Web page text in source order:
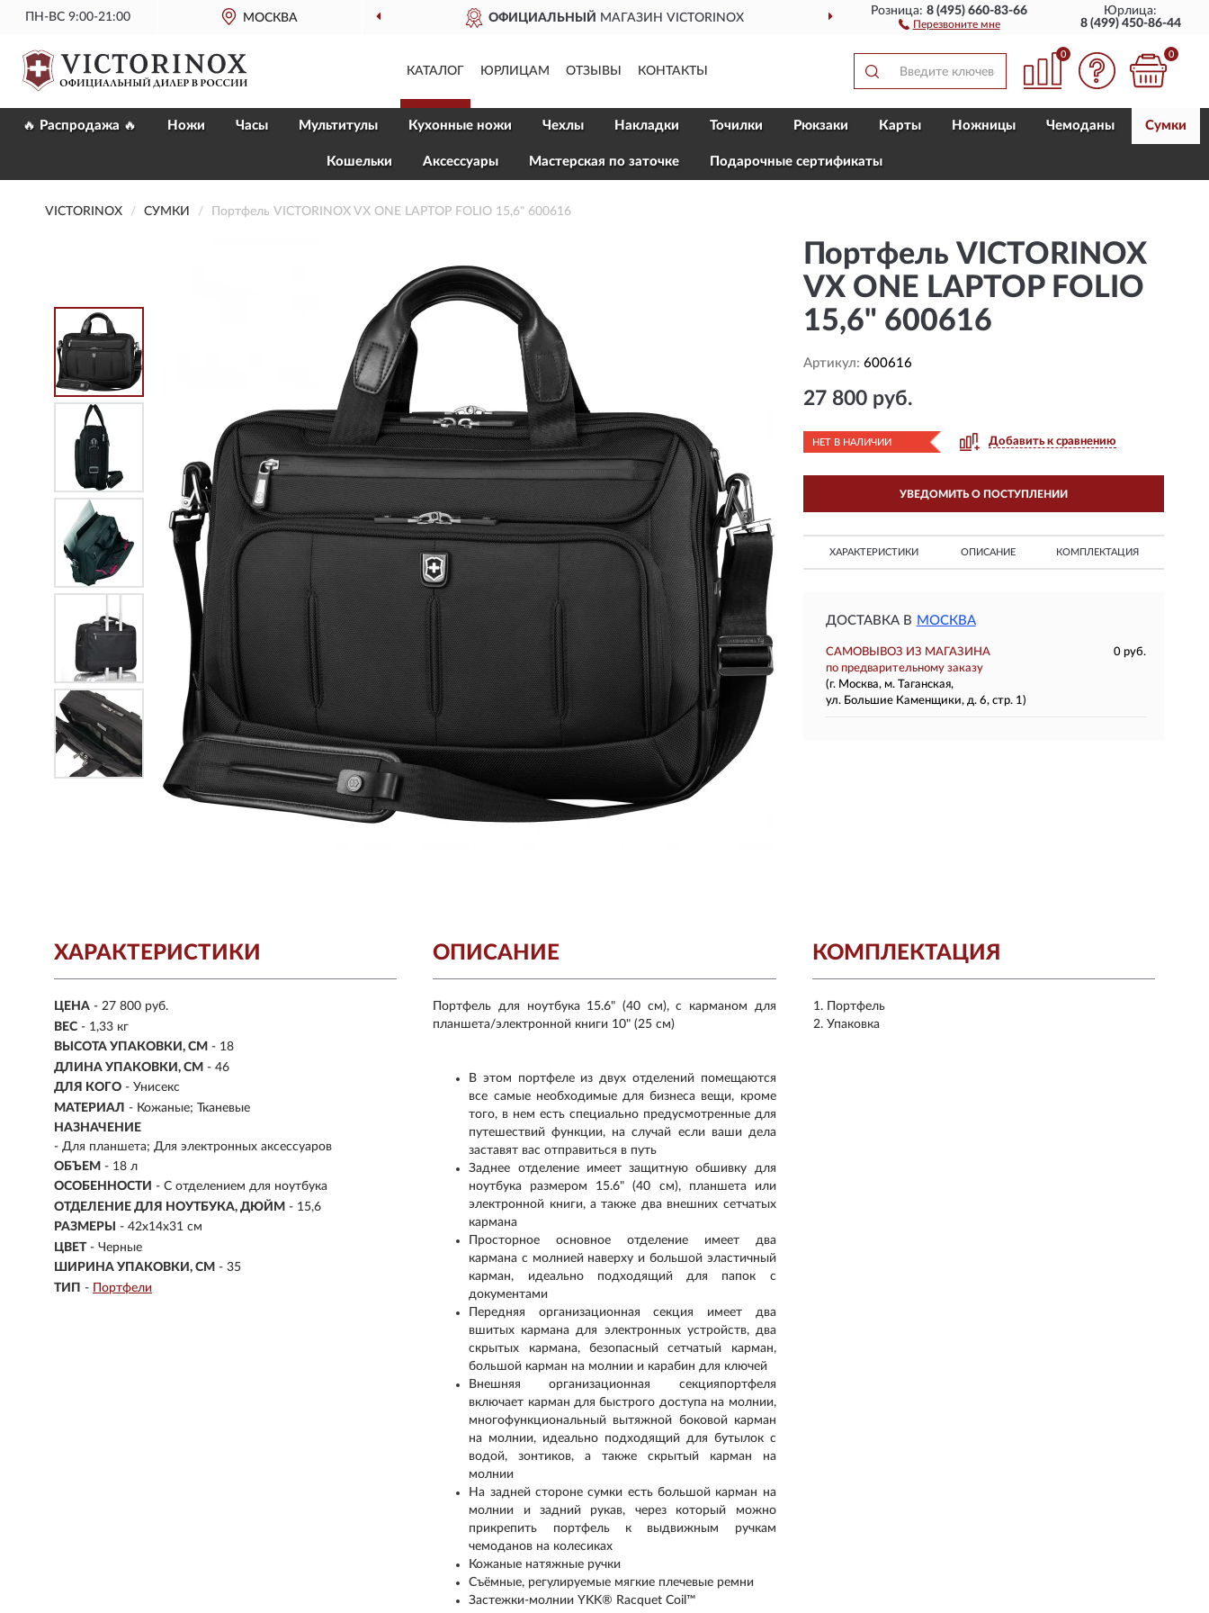
ПН-ВС 9:00-21:00 МОСКВА ОФИЦИАЛЬНЫЙ МАГАЗИН VICTORINOX ДОСТАВИМ ПО ВСЕЙ РОССИИ
Розница:8 (495) 660-83-66
Перезвоните мне
Юрлица:
8 (499) 450-86-44
КАТАЛОГ ЮРЛИЦАМ ОТЗЫВЫ КОНТАКТЫ
0 0
🔥 Распродажа 🔥 Ножи Часы Мультитулы Кухонные ножи Чехлы Накладки Точилки Рюкзаки Карты Ножницы Чемоданы Сумки
Кошельки Aксессуары Мастерская по заточке Подарочные сертификаты
VICTORINOX СУМКИ Портфель VICTORINOX VX ONE LAPTOP FOLIO 15,6" 600616
Портфель VICTORINOX
VX ONE LAPTOP FOLIO
15,6" 600616
Артикул: 600616
27 800 руб.
НЕТ В НАЛИЧИИ Добавить к сравнению
УВЕДОМИТЬ О ПОСТУПЛЕНИИ
ХАРАКТЕРИСТИКИ ОПИСАНИЕ КОМПЛЕКТАЦИЯ
ДОСТАВКА В МОСКВА
САМОВЫВОЗ ИЗ МАГАЗИНА
0 руб.
по предварительному заказу
(г. Москва, м. Таганская,
ул. Большие Каменщики, д. 6, стр. 1)
ХАРАКТЕРИСТИКИ
ЦЕНА - 27 800 руб.
ВЕС - 1,33 кг
ВЫСОТА УПАКОВКИ, СМ - 18
ДЛИНА УПАКОВКИ, СМ - 46
ДЛЯ КОГО - Унисекс
МАТЕРИАЛ - Кожаные; Тканевые
НАЗНАЧЕНИЕ
- Для планшета; Для электронных аксессуаров
ОБЪЕМ - 18 л
ОСОБЕННОСТИ - С отделением для ноутбука
ОТДЕЛЕНИЕ ДЛЯ НОУТБУКА, ДЮЙМ - 15,6
РАЗМЕРЫ
- 42x14x31 см
ЦВЕТ - Черные
ШИРИНА УПАКОВКИ, СМ - 35
ТИП - Портфели
КОМПЛЕКТАЦИЯ
Портфель
Упаковка
ОПИСАНИЕ
Портфель для ноутбука 15.6" (40 см), с карманом для
планшета/электронной книги 10" (25 см)
В этом портфеле из двух отделений помещаются
все самые необходимые для бизнеса вещи, кроме
того, в нем есть специально предусмотренные для
путешествий функции, на случай если ваши дела
заставят вас отправиться в путь
Заднее отделение имеет защитную обшивку для
ноутбука размером 15.6" (40 см), планшета или
электронной книги, а также два внешних сетчатых
кармана
Просторное основное отделение имеет два
кармана с молнией наверху и большой эластичный
карман, идеально подходящий для папок с
документами
Передняя организационная секция имеет два
вшитых кармана для электронных устройств, два
скрытых кармана, безопасный сетчатый карман,
большой карман на молнии и карабин для ключей
Внешняя организационная секцияпортфеля
включает карман для быстрого доступа на молнии,
многофункциональный вытяжной боковой карман
на молнии, идеально подходящий для бутылок с
водой, зонтиков, а также скрытый карман на
молнии
На задней стороне сумки есть большой карман на
молнии и задний рукав, через который можно
прикрепить портфель к выдвижным ручкам
чемоданов на колесиках
Кожаные натяжные ручки
Съёмные, регулируемые мягкие плечевые ремни
Застежки-молнии YKK® Racquet Coil™